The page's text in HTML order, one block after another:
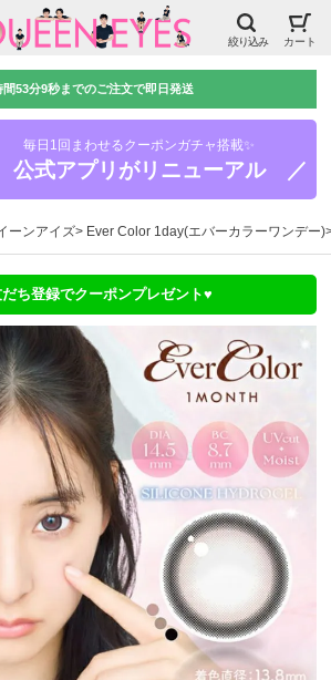
絞り込み カート
間53分8秒までのご注文で即日発送
毎日1回まわせるクーポンガチャ搭載✨
式アプリがリニューアル ／
ーンアイズ Ever Color 1day(エバーカラーワンデー)
ち登録でクーポンプレゼント♥